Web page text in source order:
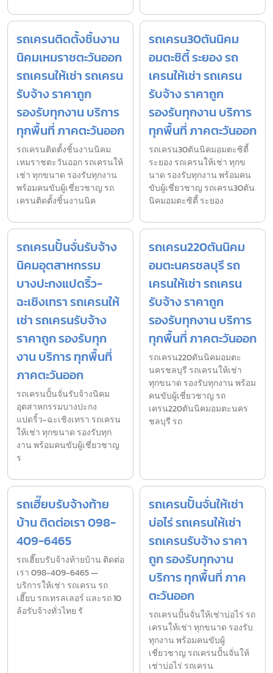
รถเครนติดตั้งชิ้นงาน
นิคมเหมราชตะวันออก
รถเครนให้เช่า รถเครน
รับจ้าง ราคาถูก
รองรับทุกงาน บริการ
ทุกพื้นที่ ภาคตะวันออก
รถเครนติดตั้งชิ้นงานนิคม
เหมราชตะวันออก รถเครนให้
เช่า ทุกขนาด รองรับทุกงาน
พร้อมคนขับผู้เชี่ยวชาญ รถ
เครนติดตั้งชิ้นงานนิค
รถเครน30ตันนิคม
อมตะซิตี้ ระยอง รถ
เครนให้เช่า รถเครน
รับจ้าง ราคาถูก
รองรับทุกงาน บริการ
ทุกพื้นที่ ภาคตะวันออก
รถเครน30ตันนิคมอมตะซิตี้
ระยอง รถเครนให้เช่า ทุกข
นาด รองรับทุกงาน พร้อมคน
ขับผู้เชี่ยวชาญ รถเครน30ตัน
นิคมอมตะซิตี้ ระยอง
รถเครนปั้นจั่นรับจ้าง
นิคมอุตสาหกรรม
บางปะกงแปดริ้ว-
ฉะเชิงเทรา รถเครนให้
เช่า รถเครนรับจ้าง
ราคาถูก รองรับทุก
งาน บริการ ทุกพื้นที่
ภาคตะวันออก
รถเครนปั้นจั่นรับจ้างนิคม
อุตสาหกรรมบางปะกง
แปดริ้ว-ฉะเชิงเทรา รถเครน
ให้เช่า ทุกขนาด รองรับทุก
งาน พร้อมคนขับผู้เชี่ยวชาญ
ร
รถเครน220ตันนิคม
อมตะนครชลบุรี รถ
เครนให้เช่า รถเครน
รับจ้าง ราคาถูก
รองรับทุกงาน บริการ
ทุกพื้นที่ ภาคตะวันออก
รถเครน220ตันนิคมอมตะ
นครชลบุรี รถเครนให้เช่า
ทุกขนาด รองรับทุกงาน พร้อม
คนขับผู้เชี่ยวชาญ รถ
เครน220ตันนิคมอมตะนคร
ชลบุรี รถ
รถเฮี๊ยบรับจ้างท้าย
บ้าน ติดต่อเรา 098-
409-6465
รถเฮี๊ยบรับจ้างท้ายบ้าน ติดต่อ
เรา 098-409-6465 —
บริการให้เช่า รถเครน รถ
เฮี๊ยบ รถเทรลเลอร์ และรถ 10
ล้อรับจ้างทั่วไทย รั
รถเครนปั้นจั่นให้เช่า
บ่อไร่ รถเครนให้เช่า
รถเครนรับจ้าง ราคา
ถูก รองรับทุกงาน
บริการ ทุกพื้นที่ ภาค
ตะวันออก
รถเครนปั้นจั่นให้เช่าบ่อไร่ รถ
เครนให้เช่า ทุกขนาด รองรับ
ทุกงาน พร้อมคนขับผู้
เชี่ยวชาญ รถเครนปั้นจั่นให้
เช่าบ่อไร่ รถเครน